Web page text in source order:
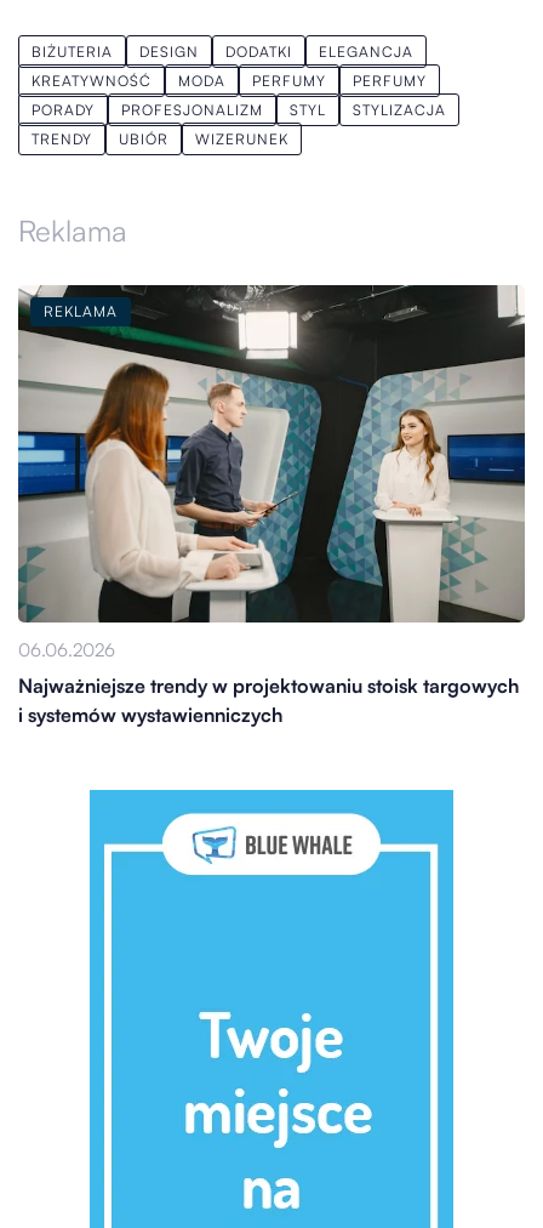
BIŻUTERIA DESIGN DODATKI
ELEGANCJA
KREATYWNOŚĆ
MODA PERFUMY
PERFUMY
PORADY
PROFESJONALIZM STYL
STYLIZACJA
TRENDY
UBIÓR WIZERUNEK
Reklama
REKLAMA
06.06.2026
Najważniejsze trendy w projektowaniu stoisk targowych
i systemów wystawienniczych